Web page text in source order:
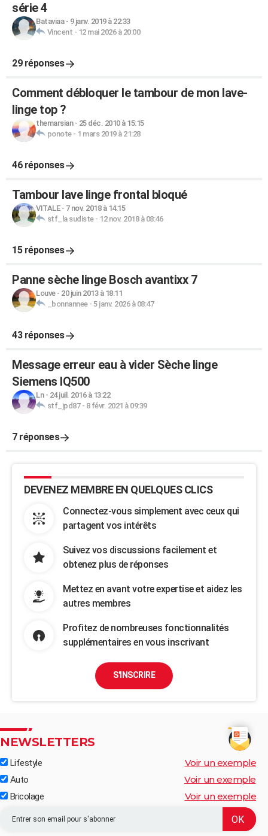
série 4
Bataviaa- 9 janv. 2019 à 22:33
Vincent - 12 mai 2026 à 20:00
29 réponses
Comment débloquer le tambour de mon lave-
linge top ?
themarsian- 25 déc. 2010 à 15:15
ponote- 1 mars 2019 à 21:28
46 réponses
Tambour lave linge frontal bloqué
VITALE- 7 nov. 2018 à 14:15
stf_la sudiste- 12 nov. 2018 à 08:46
15 réponses
Panne sèche linge Bosch avantixx 7
Louve- 20 juin 2013 à 18:11
_bonnannee- 5 janv. 2026 à 08:47
43 réponses
Message erreur eau à vider Sèche linge
Siemens IQ500
Ln- 24 juil. 2016 à 13:22
stf_jpd87- 8 févr. 2021 à 09:39
7 réponses
DEVENEZ MEMBRE EN QUELQUES CLICS
Connectez-vous simplement avec ceux qui
partagent vos intérêts
Suivez vos discussions facilement et
obtenez plus de réponses
Mettez en avant votre expertise et aidez les
autres membres
Profitez de nombreuses fonctionnalités
supplémentaires en vous inscrivant
S'INSCRIRE
NEWSLETTERS
Lifestyle Voir un exemple
Auto Voir un exemple
Bricolage Voir un exemple